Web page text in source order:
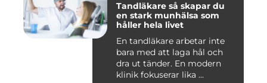
Tandläkare så skapar du
en stark munhälsa som
håller hela livet
En tandläkare arbetar inte
bara med att laga hål och
dra ut tänder. En modern
klinik fokuserar lika ...